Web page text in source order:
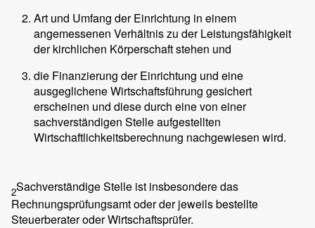
Art und Umfang der Einrichtung in einem
angemessenen Verhältnis zu der Leistungsfähigkeit
der kirchlichen Körperschaft stehen und
die Finanzierung der Einrichtung und eine
ausgeglichene Wirtschaftsführung gesichert
erscheinen und diese durch eine von einer
sachverständigen Stelle aufgestellten
Wirtschaftlichkeitsberechnung nachgewiesen wird.
2Sachverständige Stelle ist insbesondere das
Rechnungsprüfungsamt oder der jeweils bestellte
Steuerberater oder Wirtschaftsprüfer.